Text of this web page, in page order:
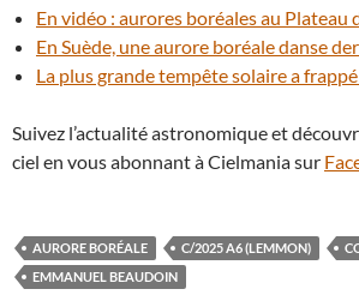
En vidéo : aurores boréales au Plateau
En Suède, une aurore boréale danse
La plus grande tempête solaire a
Suivez l’actualité astronomique et
ciel en vous abonnant à Cielmania sur
AURORE BORÉALE C/2025 A6 (LEMMON)
EMMANUEL BEAUDOIN